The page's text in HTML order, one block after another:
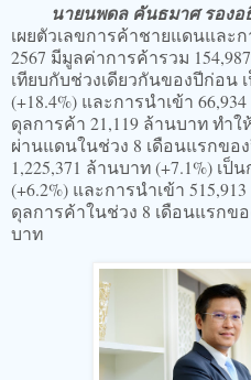
นายนพดล คันธมาศ รอง
เผยตัวเลขการค้าชายแดนและ
2567 มีมูลค่าการค้ารวม
เทียบกับช่วงเดียวกันของปีก่อน
(+18.4%) และการนำเข้า
ดุลการค้า 21,119 ล้านบาท ทำ
ผ่านแดนในช่วง 8 เดือนแรกขอ
1,225,371 ล้านบาท (+7.1%) เ
(+6.2%) และการนำเข้า
ดุลการค้าในช่วง 8 เดือนแรกขอ
บาท